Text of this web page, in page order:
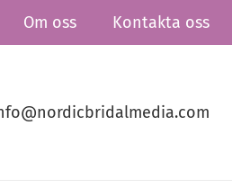
Om oss Kontakta oss